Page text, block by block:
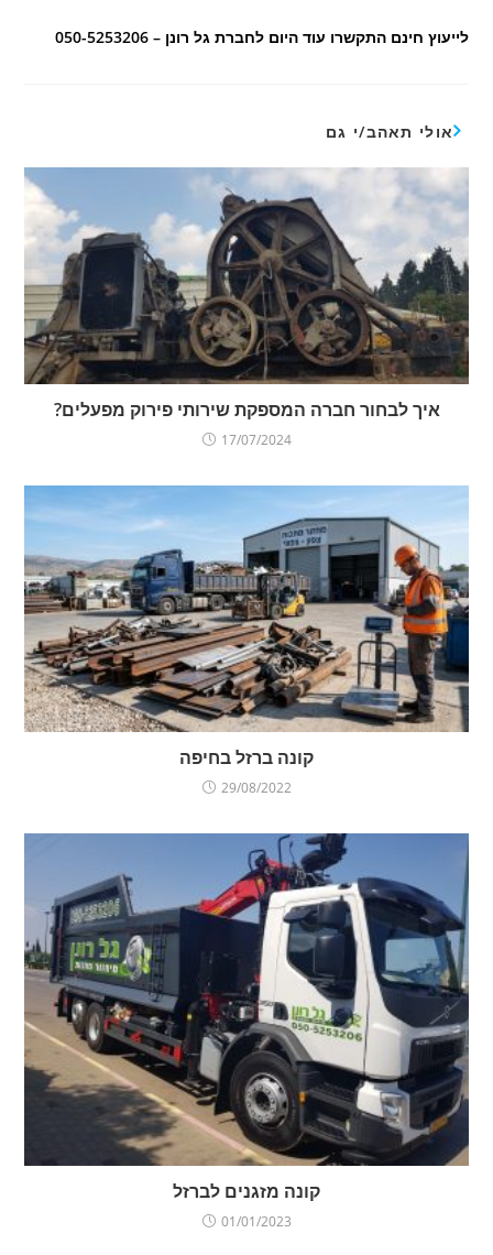
לייעוץ חינם התקשרו עוד היום לחברת גל רונן – 050-5253206
אולי תאהב/י גם
איך לבחור חברה המספקת שירותי פירוק מפעלים?
17/07/2024
קונה ברזל בחיפה
29/08/2022
קונה מזגנים לברזל
01/01/2023